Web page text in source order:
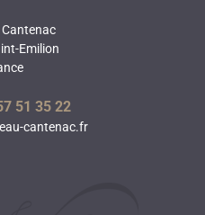
Emilion
51 35 22
cantenac.fr